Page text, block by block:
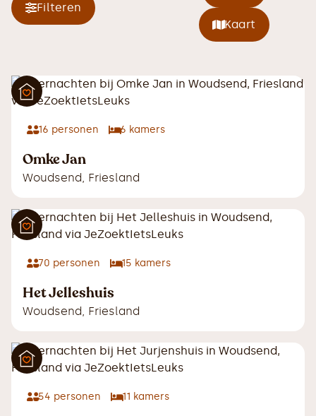
Filteren
Kaart
16 personen 6 kamers
Omke Jan
Woudsend, Friesland
70 personen 15 kamers
Het Jelleshuis
Woudsend, Friesland
54 personen 11 kamers